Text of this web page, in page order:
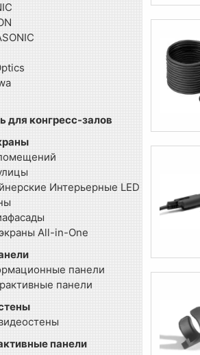
для конгресс-залов
Интерьерные LED
All-in-One
панели
панели
панели